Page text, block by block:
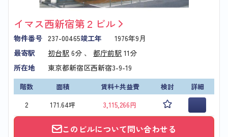
イマス西新宿第２ビル
物件番号 237-00465竣工年
1976年9月
最寄駅
初台駅 6分 、 都庁前駅 11分
所在地
東京都新宿区西新宿3-9-19
階数 面積 賃料+共益費 検討
詳細
2
171.64坪 3,115,266円
このビルについて問い合わせる